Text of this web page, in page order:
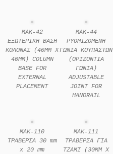
MAK-42
ΕΞΩΤΕΡΙΚΗ ΒΑΣΗ
ΚΟΛΟΝΑΣ (40MM X
40MM) COLUMN
BASE FOR
EXTERNAL
PLACEMENT
MAK-44
ΡΥΘΜΙΖΟΜΕΝΗ
ΓΩΝΙΑ ΚΟΥΠΑΣΤΩΝ
(ΟΡΙΖΟΝΤΙΑ
ΓΩΝΙΑ)
ADJUSTABLE
JOINT FOR
HANDRAIL
MAK-110
ΤΡΑΒΕΡΣΑ 30 mm
x 20 mm
MAK-111
ΤΡΑΒΕΡΣΑ ΓΙΑ
ΤΖΑΜΙ (30MM X